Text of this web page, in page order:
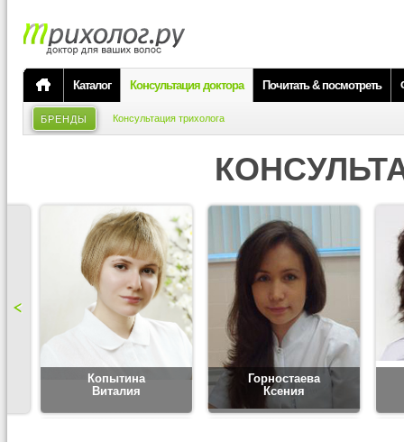
Каталог Консультация доктора Почитать & посмотреть
БРЕНДЫ Консультация трихолога
Копытина
Виталия
Горностаева
Ксения